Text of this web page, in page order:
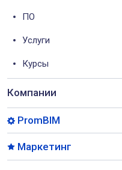
ПО
Услуги
Курсы
Компании
PromBIM
Маркетинг